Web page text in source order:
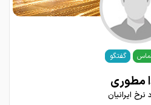
گفتگو
مطوری
نرخ ایرانیان